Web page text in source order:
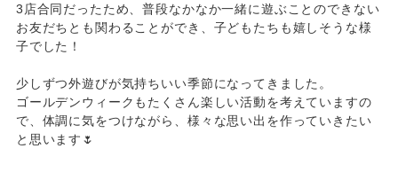
3店合同だったため、普段なかなか一緒に遊ぶことのできない
お友だちとも関わることができ、子どもたちも嬉しそうな様
子でした！
少しずつ外遊びが気持ちいい季節になってきました。
ゴールデンウィークもたくさん楽しい活動を考えていますの
で、体調に気をつけながら、様々な思い出を作っていきたい
と思います🌷